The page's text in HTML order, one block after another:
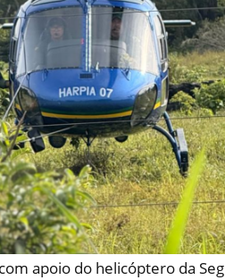
apoio do helicóptero da